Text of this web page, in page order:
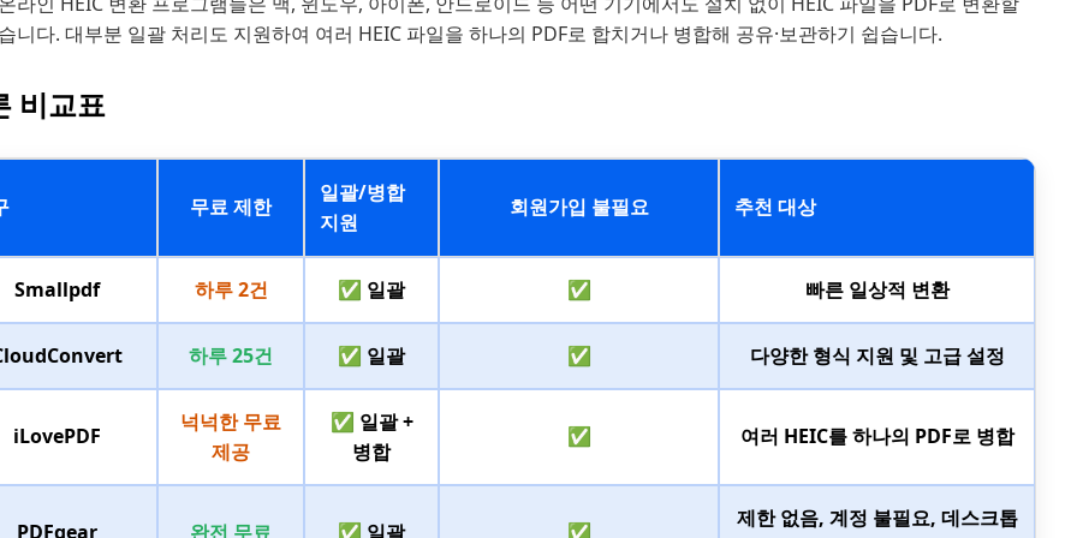
니다. 대부분 일괄 처리도 지원하여 여러 HEIC 파일을 하나의 PDF로 합치거나 병합해 공유·보관하기 쉽습니다.
비교표
무료 제한
일괄/병합
지원
회원가입 불필요 추천 대상
Smallpdf 하루 2건 ✅ 일괄 ✅ 빠른 일상적 변환
하루 25건 ✅ 일괄 ✅ 다양한 형식 지원 및 고급 설정
iLovePDF
넉넉한 무료
제공
✅ 일괄 +
병합
✅ 여러 HEIC를 하나의 PDF로 병합
PDFgear 완전 무료 ✅ 일괄 ✅
제한 없음, 계정 불필요, 데스크톱